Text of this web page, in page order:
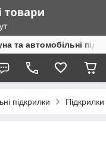
та автомобільні
підкрилки